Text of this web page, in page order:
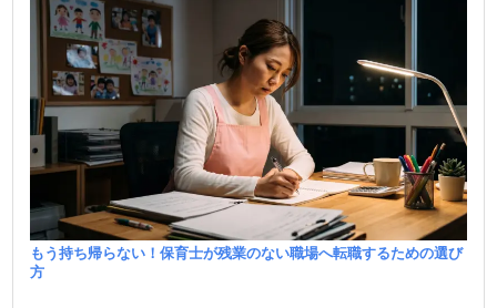
もう持ち帰らない！保育士が残業のない職場へ転職するための選び
方